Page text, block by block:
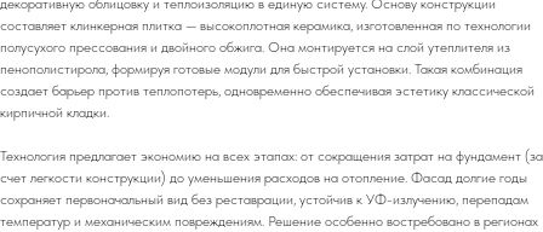
составляет клинкерная плитка — высокоплотная керамика, изготовленная по технологии
полусухого прессования и двойного обжига. Она монтируется на слой утеплителя из
пенополистирола, формируя готовые модули для быстрой установки. Такая комбинация
создает барьер против теплопотерь, одновременно обеспечивая эстетику классической
кирпичной кладки.
Технология предлагает экономию на всех этапах: от сокращения затрат на фундамент (за
счет легкости конструкции) до уменьшения расходов на отопление. Фасад долгие годы
сохраняет первоначальный вид без реставрации, устойчив к УФ-излучению, перепадам
температур и механическим повреждениям. Решение особенно востребовано в регионах